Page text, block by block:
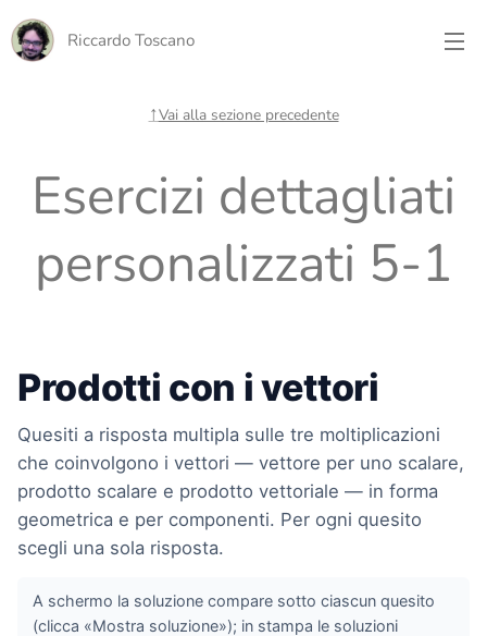
Riccardo Toscano
↑Vai alla sezione precedente
Esercizi dettagliati
personalizzati 5-1
Prodotti con i vettori
Quesiti a risposta multipla sulle tre moltiplicazioni
che coinvolgono i vettori — vettore per uno scalare,
prodotto scalare e prodotto vettoriale — in forma
geometrica e per componenti. Per ogni quesito
scegli una sola risposta.
A schermo la soluzione compare sotto ciascun quesito
(clicca «Mostra soluzione»); in stampa le soluzioni